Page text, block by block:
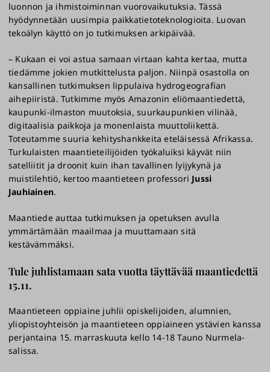
luonnon ja ihmistoiminnan vuorovaikutuksia. Tässä
hyödynnetään uusimpia paikkatietoteknologioita. Luovan
tekoälyn käyttö on jo tutkimuksen arkipäivää.
– Kukaan ei voi astua samaan virtaan kahta kertaa, mutta
tiedämme jokien mutkittelusta paljon. Niinpä osastolla on
kansallinen tutkimuksen lippulaiva hydrogeografian
aihepiiristä. Tutkimme myös Amazonin eliömaantiedettä,
kaupunki-ilmaston muutoksia, suurkaupunkien vilinää,
digitaalisia paikkoja ja monenlaista muuttoliikettä.
Toteutamme suuria kehityshankkeita eteläisessä Afrikassa.
Turkulaisten maantieteilijöiden työkaluiksi käyvät niin
satelliitit ja droonit kuin ihan tavallinen lyijykynä ja
muistilehtiö, kertoo maantieteen professori Jussi
Jauhiainen.
Maantiede auttaa tutkimuksen ja opetuksen avulla
ymmärtämään maailmaa ja muuttamaan sitä
kestävämmäksi.
Tule juhlistamaan sata vuotta täyttävää maantiedettä
15.11.
Maantieteen oppiaine juhlii opiskelijoiden, alumnien,
yliopistoyhteisön ja maantieteen oppiaineen ystävien kanssa
perjantaina 15. marraskuuta kello 14-18 Tauno Nurmela-
salissa.